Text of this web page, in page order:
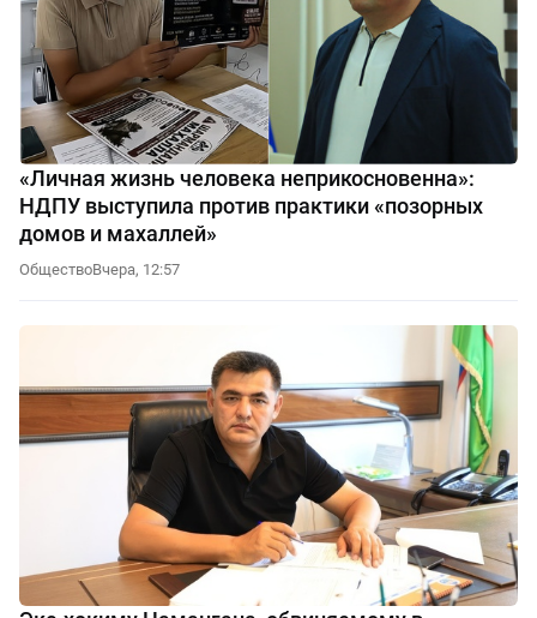
«Личная жизнь человека неприкосновенна»:
НДПУ выступила против практики «позорных
домов и махаллей»
ОбществоВчера, 12:57